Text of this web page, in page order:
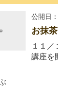
公開日
お抹
１１
講座を